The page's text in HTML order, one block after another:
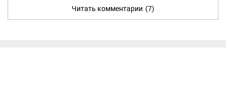
Читать комментарии (7)